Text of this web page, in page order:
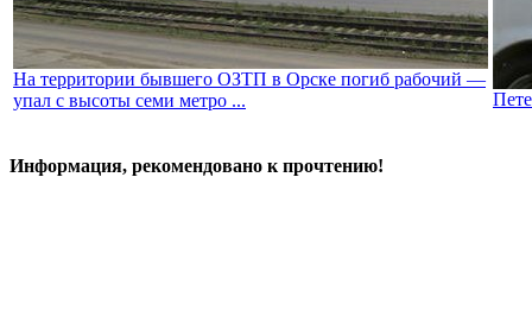
На территории бывшего ОЗТП в Орске погиб рабочий —
упал с высоты семи метро ...
Информация, рекомендовано к прочтению!